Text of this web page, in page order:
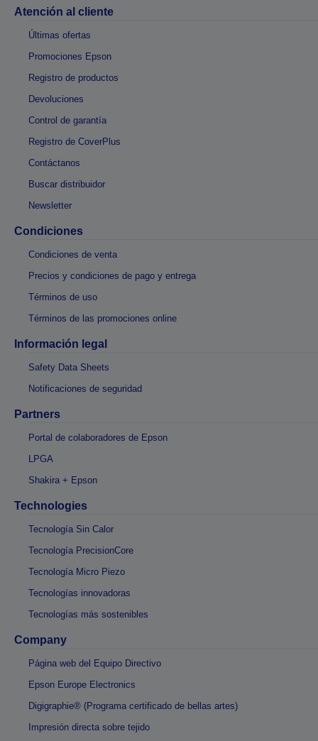
Atención al cliente
Últimas ofertas
Promociones Epson
Registro de productos
Devoluciones
Control de garantía
Registro de CoverPlus
Contáctanos
Buscar distribuidor
Newsletter
Condiciones
Condiciones de venta
Precios y condiciones de pago y entrega
Términos de uso
Términos de las promociones online
Información legal
Safety Data Sheets
Notificaciones de seguridad
Partners
Portal de colaboradores de Epson
LPGA
Shakira + Epson
Technologies
Tecnología Sin Calor
Tecnología PrecisionCore
Tecnología Micro Piezo
Tecnologías innovadoras
Tecnologías más sostenibles
Company
Página web del Equipo Directivo
Epson Europe Electronics
Digigraphie® (Programa certificado de bellas artes)
Impresión directa sobre tejido